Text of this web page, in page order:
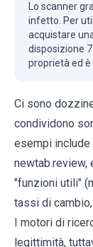
Lo scanner
infetto. Per
acquistare
disposizione
proprietà ed
Ci sono
condividono
esempi include
newtab.review,
"funzioni utili"
tassi di
I motori di
legittimità,